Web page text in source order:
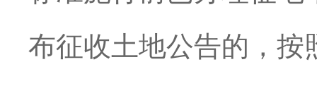
布征收土地公告的，按